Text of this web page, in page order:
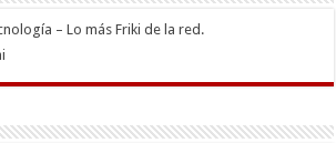
– Lo más Friki de la red.